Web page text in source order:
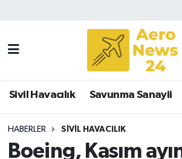
Sivil Havacılık Savunma Sanayii
HABERLER SIVIL HAVACILIK
Boeing, Kasım